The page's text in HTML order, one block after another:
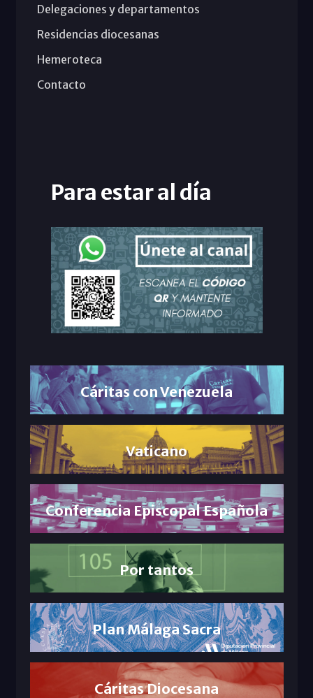
Delegaciones y departamentos
Residencias diocesanas
Hemeroteca
Contacto
Para estar al día
Cáritas con Venezuela
Vaticano
Conferencia Episcopal Española
Por tantos
Plan Málaga Sacra
Cáritas Diocesana